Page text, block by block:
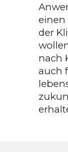
einen
der
nach
auch